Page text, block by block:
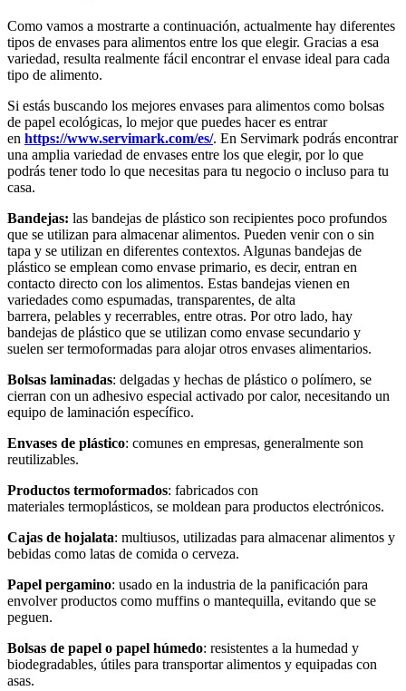
Como vamos a mostrarte a continuación, actualmente hay diferentes
tipos de envases para alimentos entre los que elegir. Gracias a esa
variedad, resulta realmente fácil encontrar el envase ideal para cada
tipo de alimento.
Si estás buscando los mejores envases para alimentos como bolsas
de papel ecológicas, lo mejor que puedes hacer es entrar
en https://www.servimark.com/es/. En Servimark podrás encontrar
una amplia variedad de envases entre los que elegir, por lo que
podrás tener todo lo que necesitas para tu negocio o incluso para tu
casa.
Bandejas: las bandejas de plástico son recipientes poco profundos
que se utilizan para almacenar alimentos. Pueden venir con o sin
tapa y se utilizan en diferentes contextos. Algunas bandejas de
plástico se emplean como envase primario, es decir, entran en
contacto directo con los alimentos. Estas bandejas vienen en
variedades como espumadas, transparentes, de alta
barrera, pelables y recerrables, entre otras. Por otro lado, hay
bandejas de plástico que se utilizan como envase secundario y
suelen ser termoformadas para alojar otros envases alimentarios.
Bolsas laminadas: delgadas y hechas de plástico o polímero, se
cierran con un adhesivo especial activado por calor, necesitando un
equipo de laminación específico.
Envases de plástico: comunes en empresas, generalmente son
reutilizables.
Productos termoformados: fabricados con
materiales termoplásticos, se moldean para productos electrónicos.
Cajas de hojalata: multiusos, utilizadas para almacenar alimentos y
bebidas como latas de comida o cerveza.
Papel pergamino: usado en la industria de la panificación para
envolver productos como muffins o mantequilla, evitando que se
peguen.
Bolsas de papel o papel húmedo: resistentes a la humedad y
biodegradables, útiles para transportar alimentos y equipadas con
asas.